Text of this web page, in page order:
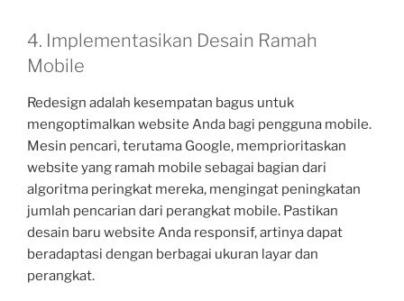
4. Implementasikan Desain Ramah
Mobile
Redesign adalah kesempatan bagus untuk
mengoptimalkan website Anda bagi pengguna mobile.
Mesin pencari, terutama Google, memprioritaskan
website yang ramah mobile sebagai bagian dari
algoritma peringkat mereka, mengingat peningkatan
jumlah pencarian dari perangkat mobile. Pastikan
desain baru website Anda responsif, artinya dapat
beradaptasi dengan berbagai ukuran layar dan
perangkat.